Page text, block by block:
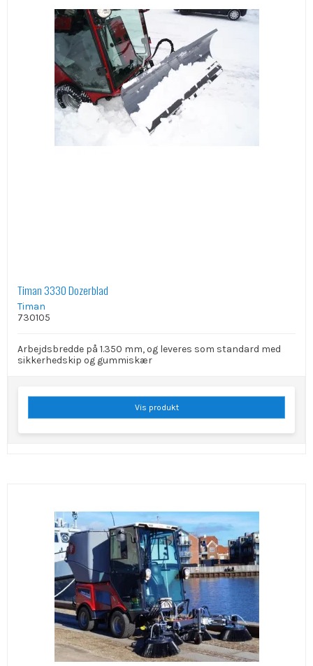
Timan 3330 Dozerblad
Timan
730105
Arbejdsbredde på 1.350 mm, og leveres som standard med
sikkerhedskip og gummiskær
Vis produkt